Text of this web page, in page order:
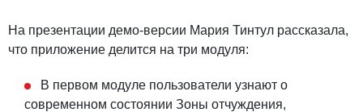
На презентации демо-версии Мария Тинтул рассказала,
что приложение делится на три модуля:
В первом модуле пользователи узнают о
современном состоянии Зоны отчуждения,